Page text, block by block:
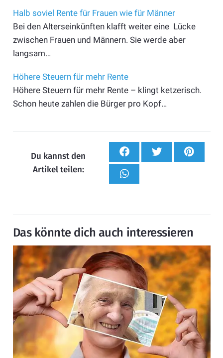
Halb soviel Rente für Frauen wie für Männer
Bei den Alterseinkünften klafft weiter eine Lücke
zwischen Frauen und Männern. Sie werde aber
langsam…
Höhere Steuern für mehr Rente
Höhere Steuern für mehr Rente – klingt ketzerisch.
Schon heute zahlen die Bürger pro Kopf…
Du kannst den
Artikel teilen:
Das könnte dich auch interessieren